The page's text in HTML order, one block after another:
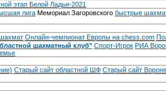
этап Белой Ладьи-2021
лига Мемориал Загоровского быстрые
Онлайн-чемпионат Европы на chess.com
шахматный клуб" Спорт-Игрок РИА
Старый сайт областной ШФ Старый сайт